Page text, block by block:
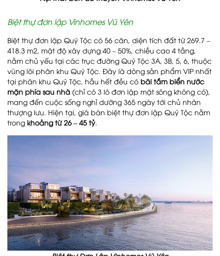
Biệt thự đơn lập Vinhomes Vũ Yên
Biệt thự đơn lập Quý Tộc có 56 căn, diện tích đất từ 269.7 –
418.3 m2, mật độ xây dựng 40 – 50%, chiều cao 4 tầng,
nằm chủ yếu tại các trục đường Quý Tộc 3A, 3B, 5, 6, thuộc
vùng lõi phân khu Quý Tộc. Đây là dòng sản phẩm VIP nhất
tại phân khu Quý Tộc, hầu hết đều có bãi tắm biển nước
mặn phía sau nhà (chỉ có 3 lô đơn lập mặt sông không có),
mang đến cuộc sống nghỉ dưỡng 365 ngày tới chủ nhân
thượng lưu. Hiện tại, giá bán biệt thự đơn lập Quý Tộc nằm
trong khoảng từ 26 – 45 tỷ.